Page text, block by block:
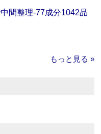
間整理‐77成分1042品
もっと見る »